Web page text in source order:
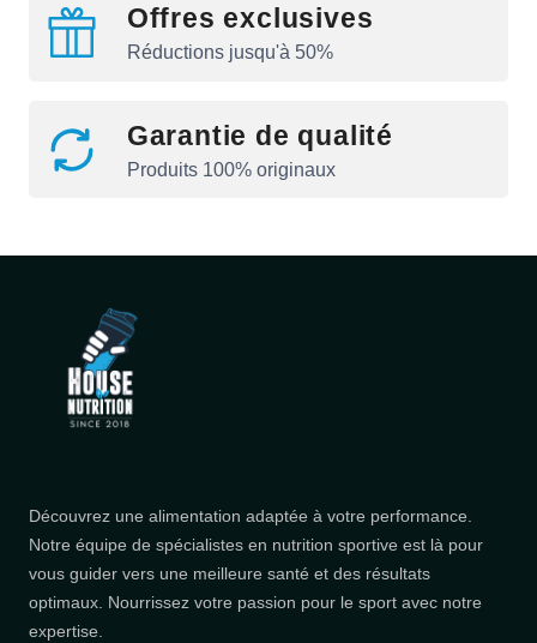
Offres exclusives
Réductions jusqu'à 50%
Garantie de qualité
Produits 100% originaux
Découvrez une alimentation adaptée à votre performance.
Notre équipe de spécialistes en nutrition sportive est là pour
vous guider vers une meilleure santé et des résultats
optimaux. Nourrissez votre passion pour le sport avec notre
expertise.